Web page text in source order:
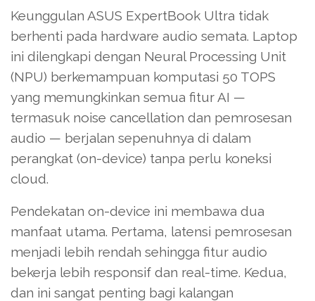
Keunggulan ASUS ExpertBook Ultra tidak
berhenti pada hardware audio semata. Laptop
ini dilengkapi dengan Neural Processing Unit
(NPU) berkemampuan komputasi 50 TOPS
yang memungkinkan semua fitur AI —
termasuk noise cancellation dan pemrosesan
audio — berjalan sepenuhnya di dalam
perangkat (on-device) tanpa perlu koneksi
cloud.
Pendekatan on-device ini membawa dua
manfaat utama. Pertama, latensi pemrosesan
menjadi lebih rendah sehingga fitur audio
bekerja lebih responsif dan real-time. Kedua,
dan ini sangat penting bagi kalangan